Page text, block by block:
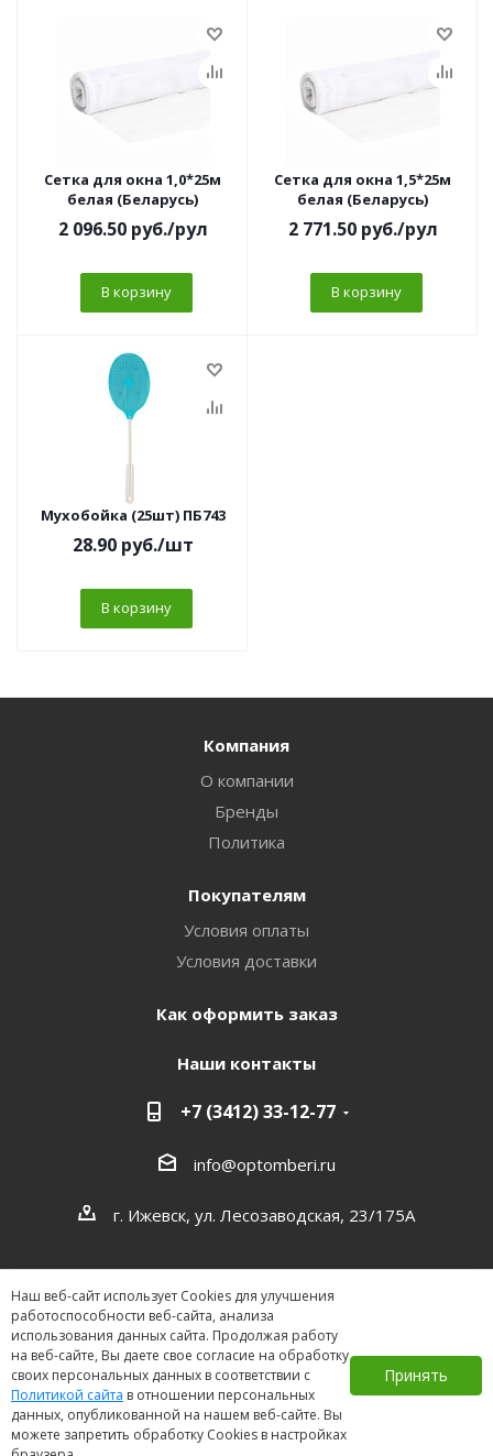
Сетка для окна 1,0*25м
белая (Беларусь)
2 096.50руб./рул
В корзину
Сетка для окна 1,5*25м
белая (Беларусь)
2 771.50руб./рул
В корзину
Мухобойка (25шт) ПБ743
28.90руб./шт
В корзину
Наш веб-сайт использует Cookies для улучшения
работоспособности веб-сайта, анализа
использования данных сайта. Продолжая работу
на веб-сайте, Вы даете свое согласие на обработку
своих персональных данных в соответствии с
Политикой сайта в отношении персональных
данных, опубликованной на нашем веб-сайте. Вы
можете запретить обработку Cookies в настройках
Принять
Компания
О компании
Бренды
Политика
Покупателям
Условия оплаты
Условия доставки
Как оформить заказ
Наши контакты
+7 (3412) 33-12-77
info@optomberi.ru
г. Ижевск, ул. Лесозаводская, 23/175А
2026 ©